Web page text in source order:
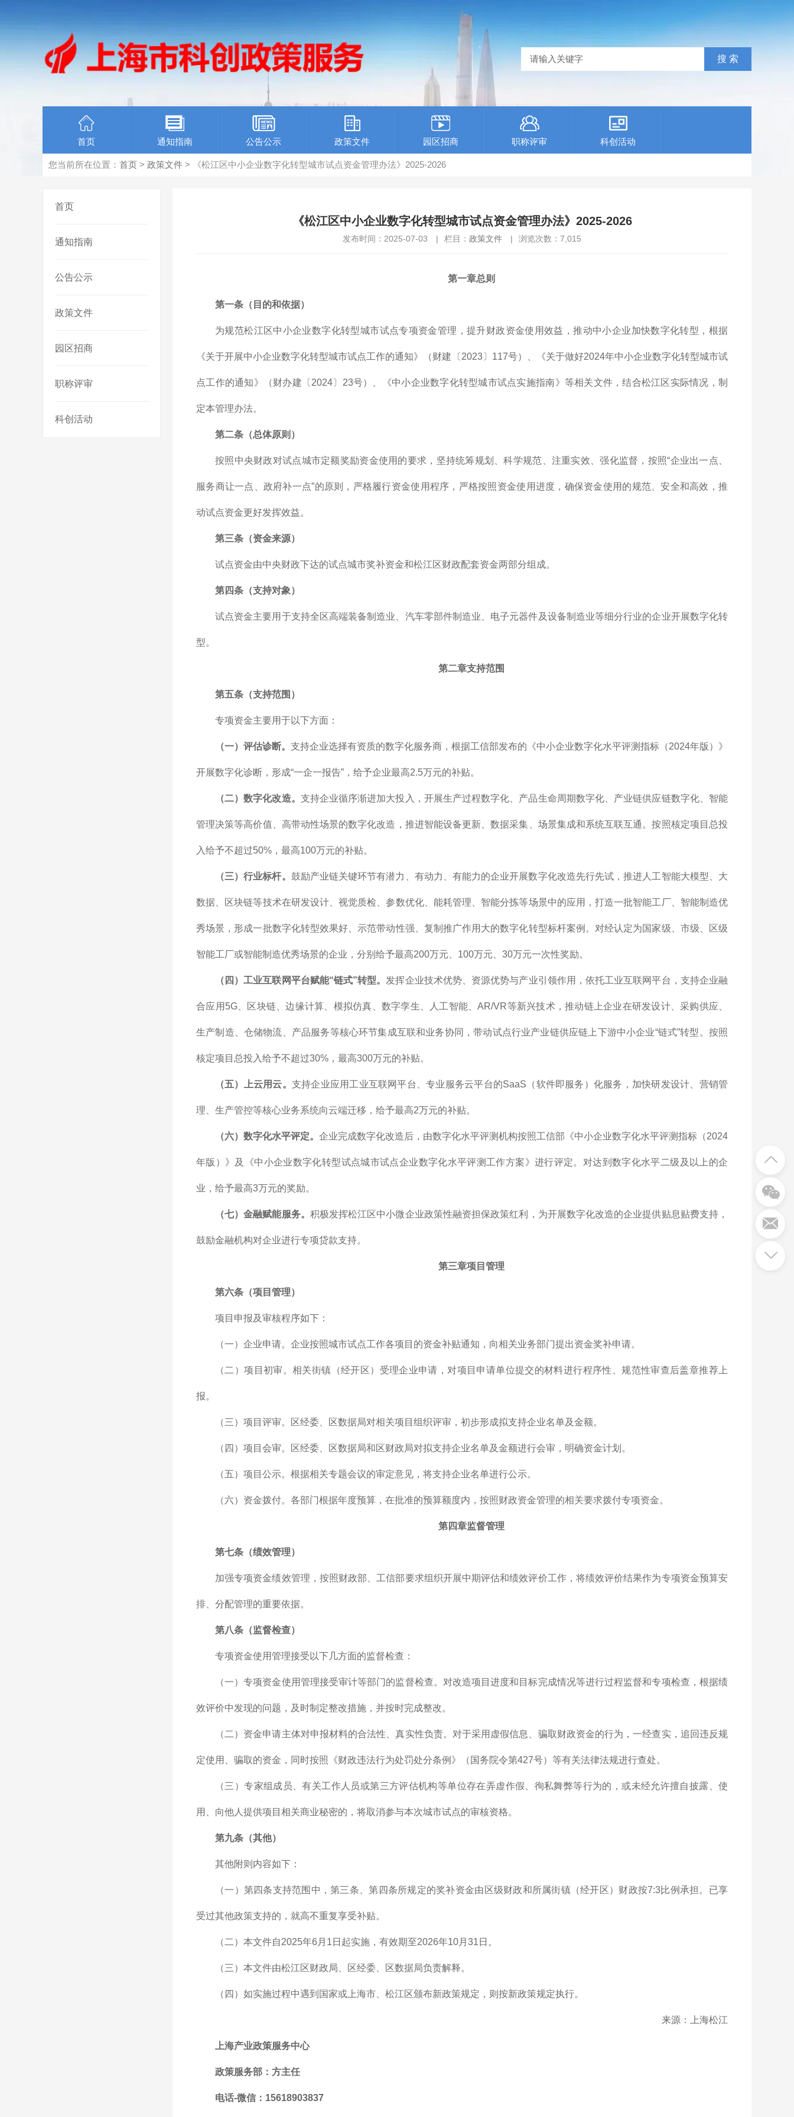
首页 通知指南 公告公示 政策文件 园区招商 职称评审 科创活动
您当前所在位置： 首页 > 政策文件 > 《松江区中小企业数字化转型城市试点资金管理办法》2025-2026
首页
通知指南
公告公示
政策文件
园区招商
职称评审
科创活动
《松江区中小企业数字化转型城市试点资金管理办法》2025-2026
发布时间：2025-07-03 | 栏目： 政策文件 | 浏览次数： 7,015
第一章总则
第一条（目的和依据）
为规范松江区中小企业数字化转型城市试点专项资金管理，提升财政资金使用效益，推动中小企业加快数字化转型，根据
《关于开展中小企业数字化转型城市试点工作的通知》（财建〔2023〕117号）、《关于做好2024年中小企业数字化转型城市试
点工作的通知》（财办建〔2024〕23号）、《中小企业数字化转型城市试点实施指南》等相关文件，结合松江区实际情况，制
定本管理办法。
第二条（总体原则）
按照中央财政对试点城市定额奖励资金使用的要求，坚持统筹规划、科学规范、注重实效、强化监督，按照“企业出一点、
服务商让一点、政府补一点”的原则，严格履行资金使用程序，严格按照资金使用进度，确保资金使用的规范、安全和高效，推
动试点资金更好发挥效益。
第三条（资金来源）
试点资金由中央财政下达的试点城市奖补资金和松江区财政配套资金两部分组成。
第四条（支持对象）
试点资金主要用于支持全区高端装备制造业、汽车零部件制造业、电子元器件及设备制造业等细分行业的企业开展数字化转
型。
第二章支持范围
第五条（支持范围）
专项资金主要用于以下方面：
（一）评估诊断。 支持企业选择有资质的数字化服务商，根据工信部发布的《中小企业数字化水平评测指标（2024年版）》
开展数字化诊断，形成“一企一报告”，给予企业最高2.5万元的补贴。
（二）数字化改造。 支持企业循序渐进加大投入，开展生产过程数字化、产品生命周期数字化、产业链供应链数字化、智能
管理决策等高价值、高带动性场景的数字化改造，推进智能设备更新、数据采集、场景集成和系统互联互通。按照核定项目总投
入给予不超过50%，最高100万元的补贴。
（三）行业标杆。 鼓励产业链关键环节有潜力、有动力、有能力的企业开展数字化改造先行先试，推进人工智能大模型、大
数据、区块链等技术在研发设计、视觉质检、参数优化、能耗管理、智能分拣等场景中的应用，打造一批智能工厂、智能制造优
秀场景，形成一批数字化转型效果好、示范带动性强、复制推广作用大的数字化转型标杆案例。对经认定为国家级、市级、区级
智能工厂或智能制造优秀场景的企业，分别给予最高200万元、100万元、30万元一次性奖励。
（四）工业互联网平台赋能“链式”转型。 发挥企业技术优势、资源优势与产业引领作用，依托工业互联网平台，支持企业融
合应用5G、区块链、边缘计算、模拟仿真、数字孪生、人工智能、AR/VR等新兴技术，推动链上企业在研发设计、采购供应、
生产制造、仓储物流、产品服务等核心环节集成互联和业务协同，带动试点行业产业链供应链上下游中小企业“链式”转型。按照
核定项目总投入给予不超过30%，最高300万元的补贴。
（五）上云用云。 支持企业应用工业互联网平台、专业服务云平台的SaaS（软件即服务）化服务，加快研发设计、营销管
理、生产管控等核心业务系统向云端迁移，给予最高2万元的补贴。
（六）数字化水平评定。 企业完成数字化改造后，由数字化水平评测机构按照工信部《中小企业数字化水平评测指标（2024
年版）》及《中小企业数字化转型试点城市试点企业数字化水平评测工作方案》进行评定。对达到数字化水平二级及以上的企
业，给予最高3万元的奖励。
（七）金融赋能服务。 积极发挥松江区中小微企业政策性融资担保政策红利，为开展数字化改造的企业提供贴息贴费支持，
鼓励金融机构对企业进行专项贷款支持。
第三章项目管理
第六条（项目管理）
项目申报及审核程序如下：
（一）企业申请。企业按照城市试点工作各项目的资金补贴通知，向相关业务部门提出资金奖补申请。
（二）项目初审。相关街镇（经开区）受理企业申请，对项目申请单位提交的材料进行程序性、规范性审查后盖章推荐上
报。
（三）项目评审。区经委、区数据局对相关项目组织评审，初步形成拟支持企业名单及金额。
（四）项目会审。区经委、区数据局和区财政局对拟支持企业名单及金额进行会审，明确资金计划。
（五）项目公示。根据相关专题会议的审定意见，将支持企业名单进行公示。
（六）资金拨付。各部门根据年度预算，在批准的预算额度内，按照财政资金管理的相关要求拨付专项资金。
第四章监督管理
第七条（绩效管理）
加强专项资金绩效管理，按照财政部、工信部要求组织开展中期评估和绩效评价工作，将绩效评价结果作为专项资金预算安
排、分配管理的重要依据。
第八条（监督检查）
专项资金使用管理接受以下几方面的监督检查：
（一）专项资金使用管理接受审计等部门的监督检查。对改造项目进度和目标完成情况等进行过程监督和专项检查，根据绩
效评价中发现的问题，及时制定整改措施，并按时完成整改。
（二）资金申请主体对申报材料的合法性、真实性负责。对于采用虚假信息、骗取财政资金的行为，一经查实，追回违反规
定使用、骗取的资金，同时按照《财政违法行为处罚处分条例》（国务院令第427号）等有关法律法规进行查处。
（三）专家组成员、有关工作人员或第三方评估机构等单位存在弄虚作假、徇私舞弊等行为的，或未经允许擅自披露、使
用、向他人提供项目相关商业秘密的，将取消参与本次城市试点的审核资格。
第九条（其他）
其他附则内容如下：
（一）第四条支持范围中，第三条、第四条所规定的奖补资金由区级财政和所属街镇（经开区）财政按7:3比例承担。已享
受过其他政策支持的，就高不重复享受补贴。
（二）本文件自2025年6月1日起实施，有效期至2026年10月31日。
（三）本文件由松江区财政局、区经委、区数据局负责解释。
（四）如实施过程中遇到国家或上海市、松江区颁布新政策规定，则按新政策规定执行。
来源：上海松江
上海产业政策服务中心
政策服务部 ：方主任
电话-微信：15618903837